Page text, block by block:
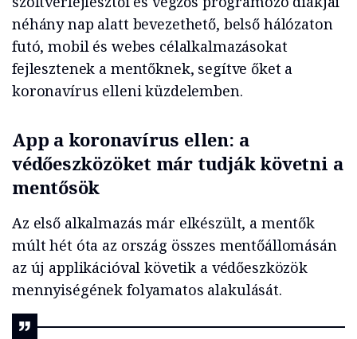
néhány nap alatt bevezethető, belső hálózaton
futó, mobil és webes célalkalmazásokat
fejlesztenek a mentőknek, segítve őket a
koronavírus elleni küzdelemben.
App a koronavírus ellen: a
védőeszközöket már tudják követni a
mentősök
Az első alkalmazás már elkészült, a mentők
múlt hét óta az ország összes mentőállomásán
az új applikációval követik a védőeszközök
mennyiségének folyamatos alakulását.